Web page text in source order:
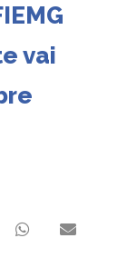
vai